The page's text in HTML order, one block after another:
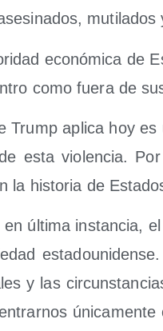
muti­la­dos
eco­nó­mi­ca de
como fue­ra de
Trump apli­ca hoy es
esta vio­len­cia.
la his­to­ria de
últi­ma ins­tan­cia,
y las